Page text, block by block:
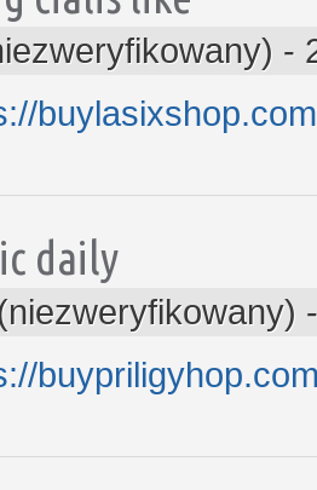
-
daily